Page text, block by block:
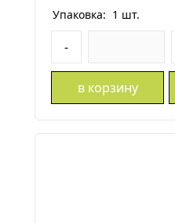
Упаковка: 1 шт.
-
в корзину